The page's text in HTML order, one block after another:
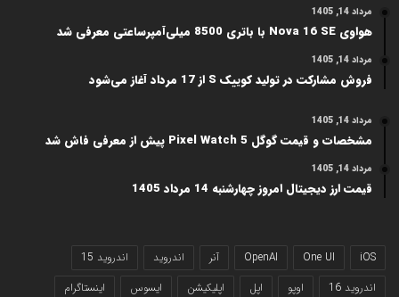
مرداد 14, 1405
هواوی Nova 16 SE با باتری 8500 میلی‌آمپرساعتی معرفی شد
مرداد 14, 1405
فروش مشارکت در تولید کوییک S از 17 مرداد آغاز می‌شود
مرداد 14, 1405
مشخصات و قیمت گوگل Pixel Watch 5 پیش از معرفی فاش شد
مرداد 14, 1405
قیمت ارز دیجیتال امروز چهارشنبه 14 مرداد 1405
iOS
One UI
OpenAI آنر اندروید
اندروید 15
اندروید 16
اوپو اپل اپلیکیشن ایسوس
اینستاگرام